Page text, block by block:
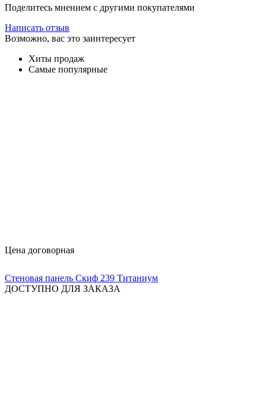
Поделитесь мнением с другими покупателями
Написать отзыв
Возможно, вас это заинтересует
Хиты продаж
Самые популярные
Цена договорная
Стеновая панель Скиф 239 Титаниум
ДОСТУПНО ДЛЯ ЗАКАЗА